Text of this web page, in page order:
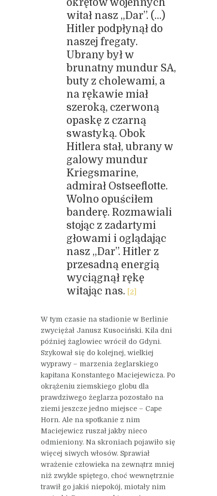
okrętów wojennych
witał nasz „Dar”. (…)
Hitler podpłynął do
naszej fregaty.
Ubrany był w
brunatny mundur SA,
buty z cholewami, a
na rękawie miał
szeroką, czerwoną
opaskę z czarną
swastyką. Obok
Hitlera stał, ubrany w
galowy mundur
Kriegsmarine,
admirał Ostseeflotte.
Wolno opuściłem
banderę. Rozmawiali
stojąc z zadartymi
głowami i oglądając
nasz „Dar”. Hitler z
przesadną energią
wyciągnął rękę
witając nas.
[2]
W tym czasie na stadionie w Berlinie
zwyciężał Janusz Kusociński. Kila dni
później żaglowiec wrócił do Gdyni.
Szykował się do kolejnej, wielkiej
wyprawy – marzenia żeglarskiego
kapitana Konstantego Maciejewicza. Po
okrążeniu ziemskiego globu dla
prawdziwego żeglarza pozostało na
ziemi jeszcze jedno miejsce – Cape
Horn. Ale na spotkanie z nim
Maciejewicz ruszał jakby nieco
odmieniony. Na skroniach pojawiło się
więcej siwych włosów. Sprawiał
wrażenie człowieka na zewnątrz mniej
niż zwykle spiętego, choć wewnętrznie
trawił go jakiś niepokój, miotały nim